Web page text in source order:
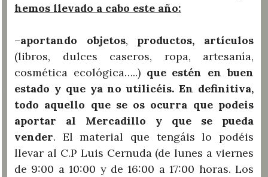
hemos llevado a cabo este año:
–aportando objetos, productos, artículos
(libros, dulces caseros, ropa, artesanía,
cosmética ecológica…..) que estén en buen
estado y que ya no utilicéis. En definitiva,
todo aquello que se os ocurra que podeis
aportar al Mercadillo y que se pueda
vender. El material que tengáis lo podéis
llevar al C.P Luis Cernuda (de lunes a viernes
de 9:00 a 10:00 y de 16:00 a 17:00 horas. Los